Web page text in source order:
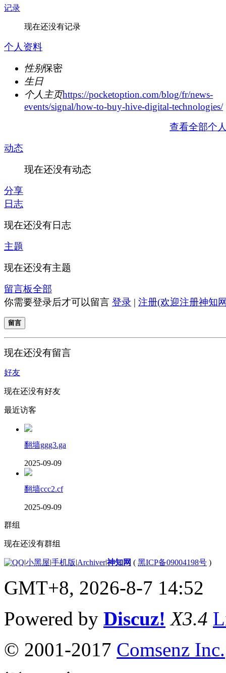
记录
现在还没有记录
个人资料
性别保密
生日
个人主页https://pocketoption.com/blog/fr/news-
events/signal/how-to-buy-hive-digital-technologies/
查看全部个
动态
现在还没有动态
分享
日志
现在还没有日志
主题
现在还没有主题
留言板全部
你需要登录后才可以留言 登录 | 注册(欢迎注册神知
留言
现在还没有留言
好友
现在还没有好友
最近访客
翻墙ggg3.ga
2025-09-09
翻墙ccc2.cf
2025-09-09
群组
现在还没有群组
|小黑屋|手机版|Archiver|神知网 ( 黑ICP备09004198号 )
GMT+8, 2026-8-7 14:52
Powered by Discuz! X3.4
© 2001-2017 Comsenz Inc.